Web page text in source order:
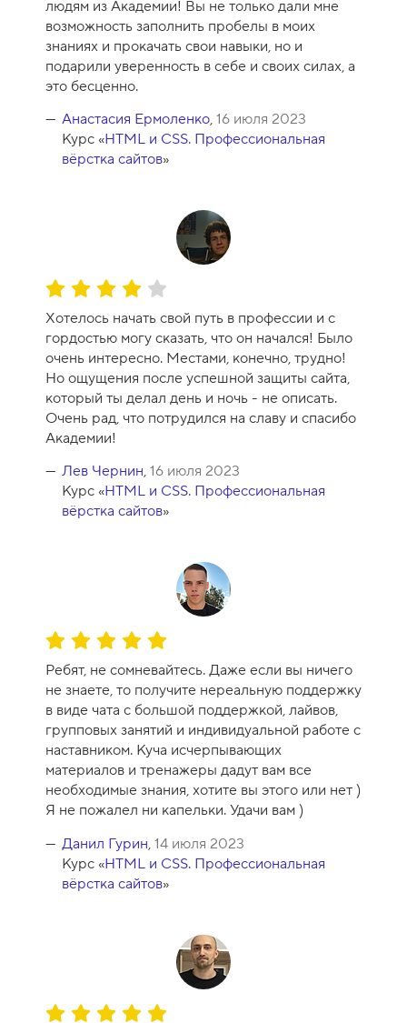
людям из Академии! Вы не только дали мне
возможность заполнить пробелы в моих
знаниях и прокачать свои навыки, но и
подарили уверенность в себе и своих силах, а
это бесценно.
Анастасия Ермоленко, 16 июля 2023
Курс «HTML и CSS. Профессиональная
вёрстка сайтов»
О
е
н
к
а
к
у
р
с
Хотелось начать свой путь в профессии и с
гордостью могу сказать, что он начался! Было
очень интересно. Местами, конечно, трудно!
Но ощущения после успешной защиты сайта,
который ты делал день и ночь - не описать.
Очень рад, что потрудился на славу и спасибо
Академии!
Лев Чернин, 16 июля 2023
Курс «HTML и CSS. Профессиональная
вёрстка сайтов»
О
ц
е
н
к
а
к
у
р
с
а
Ребят, не сомневайтесь. Даже если вы ничего
не знаете, то получите нереальную поддержку
в виде чата с большой поддержкой, лайвов,
групповых занятий и индивидуальной работе с
наставником. Куча исчерпывающих
материалов и тренажеры дадут вам все
необходимые знания, хотите вы этого или нет )
Я не пожалел ни капельки. Удачи вам )
Данил Гурин, 14 июля 2023
Курс «HTML и CSS. Профессиональная
вёрстка сайтов»
О